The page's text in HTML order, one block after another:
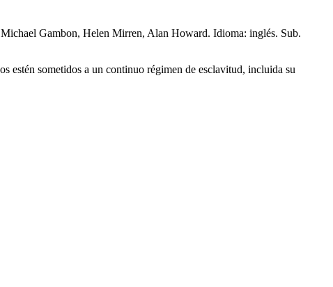
Gambon, Helen Mirren, Alan Howard. Idioma: inglés. Sub.
estén sometidos a un continuo régimen de esclavitud, incluida su